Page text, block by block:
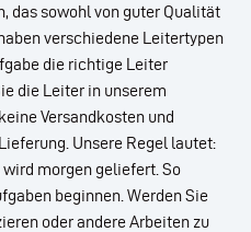
das sowohl von guter Qualität
verschiedene Leitertypen
die richtige Leiter
die Leiter in unserem
Versandkosten und
Unsere Regel lautet:
morgen geliefert. So
beginnen. Werden Sie
oder andere Arbeiten zu